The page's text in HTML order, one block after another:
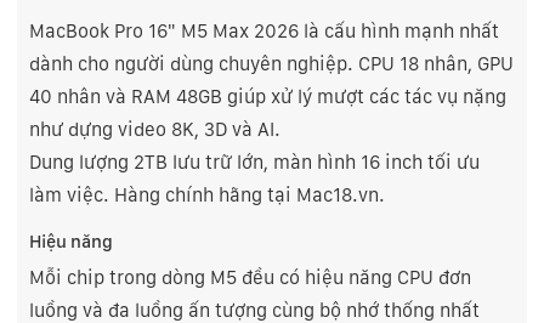
MacBook Pro 16" M5 Max 2026 là cấu hình mạnh nhất
dành cho người dùng chuyên nghiệp. CPU 18 nhân, GPU
40 nhân và RAM 48GB giúp xử lý mượt các tác vụ nặng
như dựng video 8K, 3D và AI.
Dung lượng 2TB lưu trữ lớn, màn hình 16 inch tối ưu
làm việc. Hàng chính hãng tại Mac18.vn.
Hiệu năng
Mỗi chip trong dòng M5 đều có hiệu năng CPU đơn
luồng và đa luồng ấn tượng cùng bộ nhớ thống nhất